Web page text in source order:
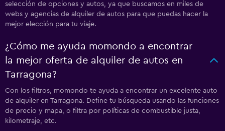
selección de opciones y autos, ya que buscamos en miles de
webs y agencias de alquiler de autos para que puedas hacer la
mejor elección para tu viaje.
¿Cómo me ayuda momondo a encontrar
la mejor oferta de alquiler de autos en
Tarragona?
Con los filtros, momondo te ayuda a encontrar un excelente auto
de alquiler en Tarragona. Define tu búsqueda usando las funciones
de precio y mapa, o filtra por políticas de combustible justa,
kilometraje, etc.